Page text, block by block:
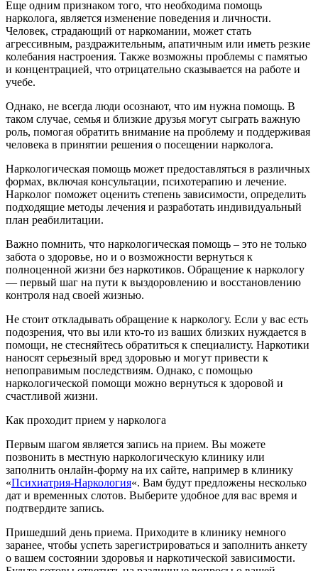
Еще одним признаком того, что необходима помощь
нарколога, является изменение поведения и личности.
Человек, страдающий от наркомании, может стать
агрессивным, раздражительным, апатичным или иметь резкие
колебания настроения. Также возможны проблемы с памятью
и концентрацией, что отрицательно сказывается на работе и
учебе.
Однако, не всегда люди осознают, что им нужна помощь. В
таком случае, семья и близкие друзья могут сыграть важную
роль, помогая обратить внимание на проблему и поддерживая
человека в принятии решения о посещении нарколога.
Наркологическая помощь может предоставляться в различных
формах, включая консультации, психотерапию и лечение.
Нарколог поможет оценить степень зависимости, определить
подходящие методы лечения и разработать индивидуальный
план реабилитации.
Важно помнить, что наркологическая помощь – это не только
забота о здоровье, но и о возможности вернуться к
полноценной жизни без наркотиков. Обращение к наркологу
— первый шаг на пути к выздоровлению и восстановлению
контроля над своей жизнью.
Не стоит откладывать обращение к наркологу. Если у вас есть
подозрения, что вы или кто-то из ваших близких нуждается в
помощи, не стесняйтесь обратиться к специалисту. Наркотики
наносят серьезный вред здоровью и могут привести к
непоправимым последствиям. Однако, с помощью
наркологической помощи можно вернуться к здоровой и
счастливой жизни.
Как проходит прием у нарколога
Первым шагом является запись на прием. Вы можете
позвонить в местную наркологическую клинику или
заполнить онлайн-форму на их сайте, например в клинику
«Психиатрия-Наркология«. Вам будут предложены несколько
дат и временных слотов. Выберите удобное для вас время и
подтвердите запись.
Пришедший день приема. Приходите в клинику немного
заранее, чтобы успеть зарегистрироваться и заполнить анкету
о вашем состоянии здоровья и наркотической зависимости.